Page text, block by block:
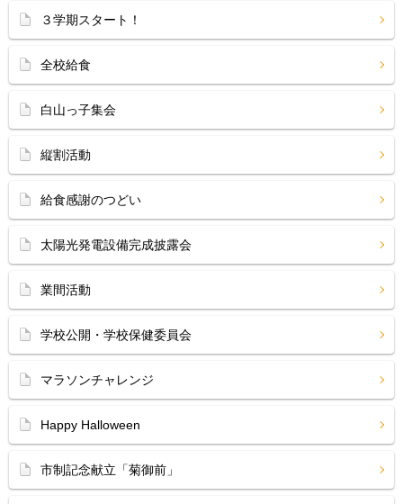
３学期スタート！
全校給食
白山っ子集会
縦割活動
給食感謝のつどい
太陽光発電設備完成披露会
業間活動
学校公開・学校保健委員会
マラソンチャレンジ
Happy Halloween
市制記念献立「菊御前」